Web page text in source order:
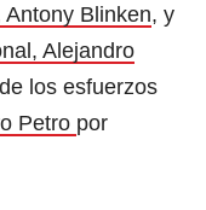
Blinken, y
Alejandro
los esfuerzos
Petro por